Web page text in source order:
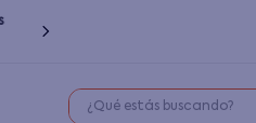
¿Qué estás buscando?